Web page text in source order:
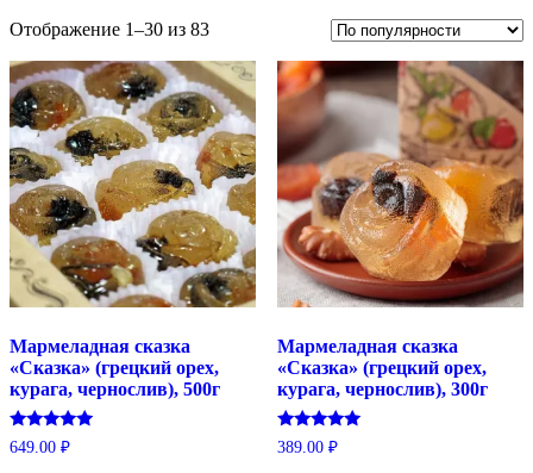
Отображение 1–30 из 83
Мармеладная сказка
«Сказка» (грецкий орех,
курага, чернослив), 500г
Оценка
5.00
649.00 ₽
Мармеладная сказка
«Сказка» (грецкий орех,
курага, чернослив), 300г
Оценка
5.00
389.00 ₽